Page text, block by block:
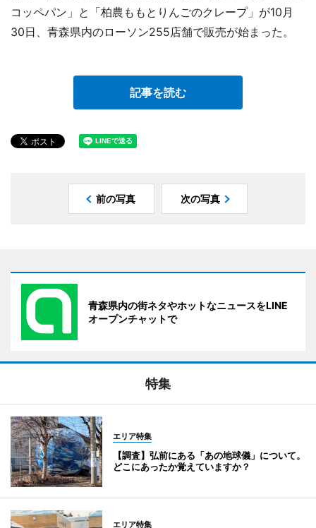
コッペパン」と「柏農ももとりんごのクレープ」が10月
30日、青森県内のローソン255店舗で販売が始まった。
記事を読む
前の写真 次の写真
青森県内の街ネタやホットなニュースをLINE
オープンチャットで
特集
エリア特集
【調査】弘前にある「あの地球儀」について。
どこにあったか覚えていますか？
エリア特集